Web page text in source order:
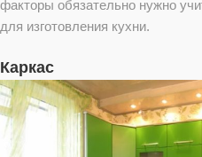
факторы обязательно нужно
для изготовления кухни.
Каркас